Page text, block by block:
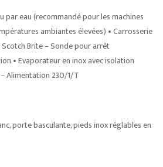
par eau (recommandé pour les machines
ambiantes élevées) • Carrosserie
Brite – Sonde pour arrêt
• Evaporateur en inox avec isolation
Alimentation 230/1/T
porte basculante, pieds inox réglables en